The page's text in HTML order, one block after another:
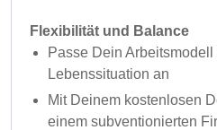
Flexibilität und Balance
Passe Dein
Lebenssituation an
Mit Deinem kostenlosen
einem subventionierten